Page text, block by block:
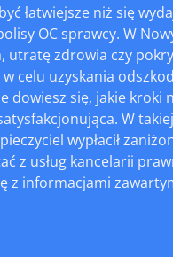
łatwiejsze niż się
OC sprawcy. W
utratę zdrowia czy
celu uzyskania
dowiesz się, jakie
W
wypłacił
z usług kancelarii
z informacjami